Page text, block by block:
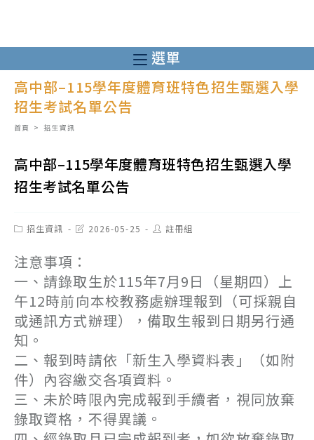
至
主
內
選單
高中部–115學年度體育班特色招生甄選入學
招生考試名單公告
首頁 > 招生資訊
高中部–115學年度體育班特色招生甄選入學
招生考試名單公告
Post招生資訊
Post2026-05-25
Post註冊組
注意事項：
一、請錄取生於115年7月9日（星期四）上
午12時前向本校教務處辦理報到（可採親自
或通訊方式辦理），備取生報到日期另行通
知。
二、報到時請依「新生入學資料表」（如附
件）內容繳交各項資料。
三、未於時限內完成報到手續者，視同放棄
錄取資格，不得異議。